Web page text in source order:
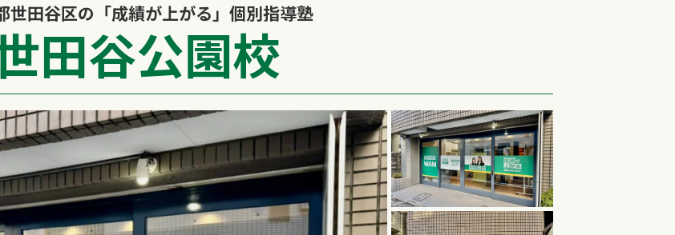
世田谷区の「成績が上がる」個別指導塾
田谷公園校